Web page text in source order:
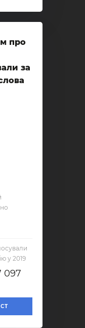
про
за
у 2019
097